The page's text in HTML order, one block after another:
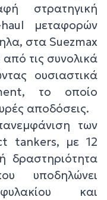
στρατηγική
μεταφορών
στα Suezmax
τις συνολικά
ουσιαστικά
το οποίο
αποδόσεις.
των
tankers, με 12
δραστηριότητα
υποδηλώνει
και